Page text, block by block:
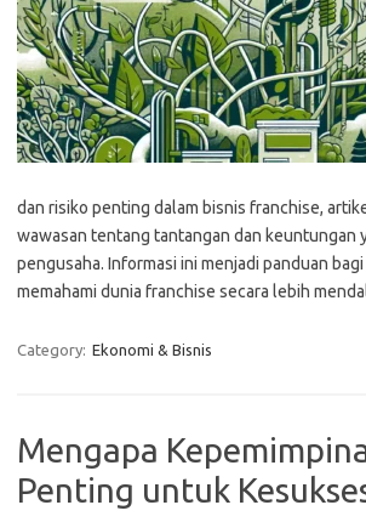
dan risiko penting dalam bisnis franchise,
wawasan tentang tantangan dan keuntungan
pengusaha. Informasi ini menjadi panduan
memahami dunia franchise secara lebih
Category: Ekonomi & Bisnis
Mengapa
Penting untuk